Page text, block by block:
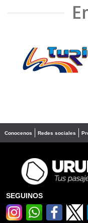
❮
Conocenos Redes sociales
SEGUINOS